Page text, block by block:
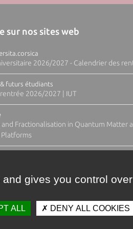
sur nos sites web
2026/2027 - Calendrier des
futurs étudiants
2026/2027 | IUT
Fractionalisation in Quantum Matter
gives you control
ALL DENY ALL COOKIES